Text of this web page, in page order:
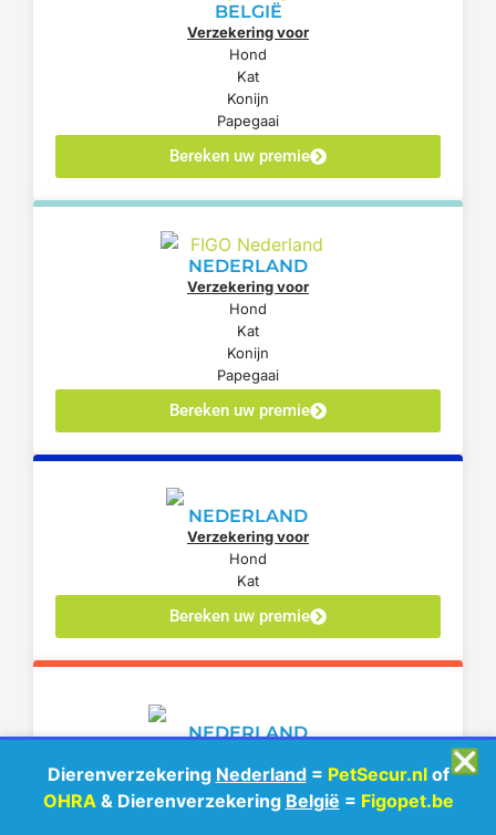
BELGIË
Verzekering voor
Hond
Kat
Konijn
Papegaai
Bereken uw premie
NEDERLAND
Verzekering voor
Hond
Kat
Konijn
Papegaai
Bereken uw premie
NEDERLAND
Verzekering voor
Hond
Kat
Bereken uw premie
NEDERLAND
Hond
Kat
❎
Dierenverzekering Nederland= PetSecur.nlof
OHRA& Dierenverzekering België = Figopet.be